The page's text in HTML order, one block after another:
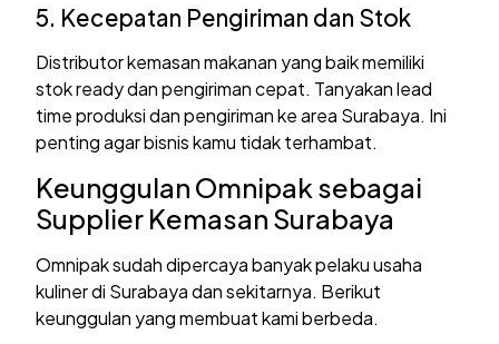
5. Kecepatan Pengiriman dan Stok
Distributor kemasan makanan yang baik memiliki
stok ready dan pengiriman cepat. Tanyakan lead
time produksi dan pengiriman ke area Surabaya. Ini
penting agar bisnis kamu tidak terhambat.
Keunggulan Omnipak sebagai
Supplier Kemasan Surabaya
Omnipak sudah dipercaya banyak pelaku usaha
kuliner di Surabaya dan sekitarnya. Berikut
keunggulan yang membuat kami berbeda.